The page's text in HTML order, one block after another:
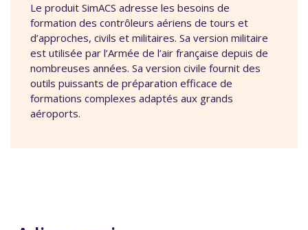
Le produit SimACS adresse les besoins de
formation des contrôleurs aériens de tours et
d’approches, civils et militaires. Sa version militaire
est utilisée par l’Armée de l’air française depuis de
nombreuses années. Sa version civile fournit des
outils puissants de préparation efficace de
formations complexes adaptés aux grands
aéroports.